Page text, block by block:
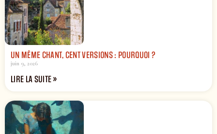
UN MÊME CHANT, CENT VERSIONS : POURQUOI ?
juin 9, 2026
LIRE LA SUITE »